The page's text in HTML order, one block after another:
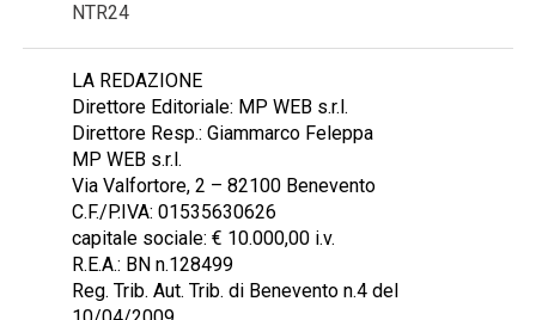
NTR24
LA REDAZIONE
Direttore Editoriale: MP WEB s.r.l.
Direttore Resp.: Giammarco Feleppa
MP WEB s.r.l.
Via Valfortore, 2 – 82100 Benevento
C.F./P.IVA: 01535630626
capitale sociale: € 10.000,00 i.v.
R.E.A.: BN n.128499
Reg. Trib. Aut. Trib. di Benevento n.4 del